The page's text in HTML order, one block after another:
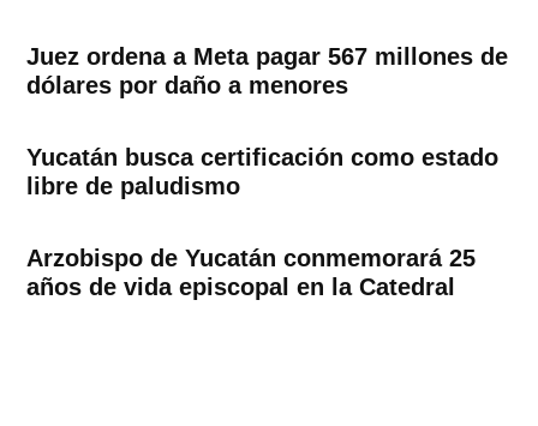
Juez ordena a Meta pagar 567 millones de
dólares por daño a menores
Yucatán busca certificación como estado
libre de paludismo
Arzobispo de Yucatán conmemorará 25
años de vida episcopal en la Catedral